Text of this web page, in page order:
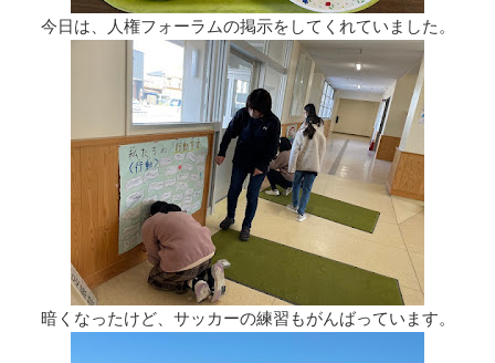
今日は、人権フォーラムの掲示をしてくれていました。
暗くなったけど、サッカーの練習もがんばっています。